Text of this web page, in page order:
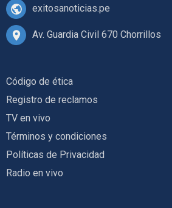
exitosanoticias.pe
Av. Guardia Civil 670 Chorrillos
Código de ética
Registro de reclamos
TV en vivo
Términos y condiciones
Políticas de Privacidad
Radio en vivo